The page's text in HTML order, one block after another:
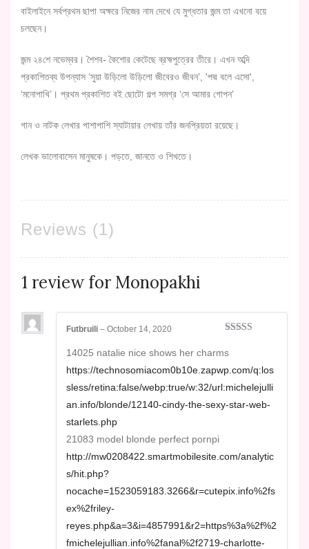
বাইলাইনে সর্বপ্রথম ছাপা অক্ষরে নিজের নাম দেখে যে মুগ্ধতার জন্ম তা এখনো বয়ে
চলছেন।
জন্ম ২৪শে নভেম্বর। শৈশব- কৈশোর কেটেছে ব্রহ্মপুত্রের তীরে। এখন অব্দি
প্রকাশিতব্য উপন্যাস ‘সুয়া উড়িলো উড়িলো জীবেরও জীবন’, 'পদ্ম বলে এসো',
‘মনোপাখি’। প্রথম প্রকাশিত বই ছোটো গল্প সমগ্র ‘সে আমার গোপন’
গান ও নাটক লেখার পাশাপাশি স্যাটায়ার লেখায় তাঁর জনপ্রিয়তা রয়েছে।
লেখক ভালোবাসেন মানুষকে। পড়তে, জানতে ও শিখতে।
Reviews (1)
1 review for Monopakhi
out of 5
Futbruili – October 14, 2020
14025 natalie nice shows her charms
https://technosomiacom0b10e.zapwp.com/q:los
sless/retina:false/webp:true/w:32/url:michelejulli
an.info/blonde/12140-cindy-the-sexy-star-web-
starlets.php
21083 model blonde perfect pornpi
http://mw0208422.smartmobilesite.com/analytic
s/hit.php?
nocache=1523059183.3266&r=cutepix.info%2fs
ex%2friley-
reyes.php&a=3&i=4857991&r2=https%3a%2f%2
fmichelejullian.info%2fanal%2f2719-charlotte-